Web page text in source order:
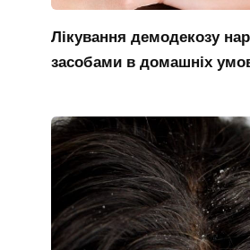
Лікування демодекозу
засобами в домашніх